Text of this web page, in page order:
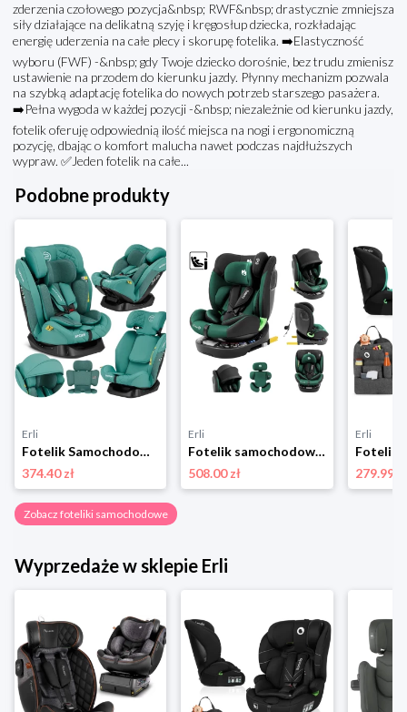
zderzenia czołowego pozycja&nbsp; RWF&nbsp; drastycznie zmniejsza
siły działające na delikatną szyję i kręgosłup dziecka, rozkładając
energię uderzenia na całe plecy i skorupę fotelika. ➡️Elastyczność
wyboru (FWF) -&nbsp; gdy Twoje dziecko dorośnie, bez trudu zmienisz
ustawienie na przodem do kierunku jazdy. Płynny mechanizm pozwala
na szybką adaptację fotelika do nowych potrzeb starszego pasażera.
➡️Pełna wygoda w każdej pozycji -&nbsp; niezależnie od kierunku jazdy,
fotelik oferuję odpowiednią ilość miejsca na nogi i ergonomiczną
pozycję, dbając o komfort malucha nawet podczas najdłuższych
wypraw. ✅Jeden fotelik na całe...
Podobne produkty
Erli
Fotelik Samochodowy Dziecięcy 40-150cm Sesttino Secure Pro 0-36kg Komfort
374.40 zł
Erli
Fotelik samochodowy obrotowy 360° TULANO i-Size Isofix zielony 0-36kg 0-12+
508.00 zł
Erli
279.99 zł
Zobacz foteliki samochodowe
Wyprzedaże w sklepie Erli